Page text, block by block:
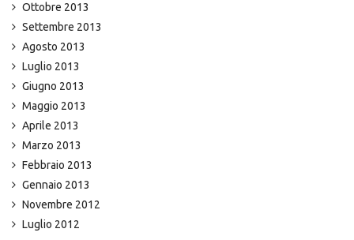
Ottobre 2013
Settembre 2013
Agosto 2013
Luglio 2013
Giugno 2013
Maggio 2013
Aprile 2013
Marzo 2013
Febbraio 2013
Gennaio 2013
Novembre 2012
Luglio 2012